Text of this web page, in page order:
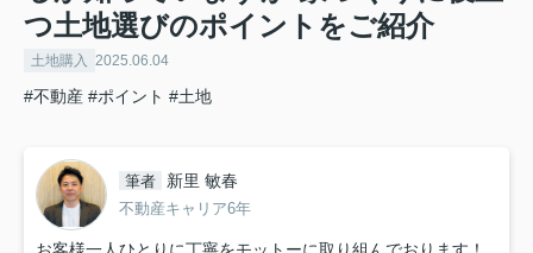
つ土地選びのポイントをご紹介
土地購入 2025.06.04
#不動産 #ポイント #土地
筆者 新里 敏春
不動産キャリア6年
お客様一人ひとりに丁寧をモットーに取り組んでおります！